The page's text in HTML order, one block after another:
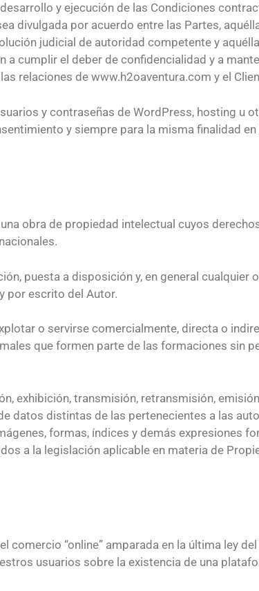
y ejecución de las Condiciones
divulgada por acuerdo entre las Partes,
judicial de autoridad competente y
cumplir el deber de confidencialidad y a
relaciones de www.h2oaventura.com y el
y contraseñas de WordPress, hosting u
y siempre para la misma finalidad
obra de propiedad intelectual cuyos
puesta a disposición y, en general cualquier
por escrito del Autor.
o servirse comercialmente, directa o
que formen parte de las formaciones sin
exhibición, transmisión, retransmisión,
distintas de las pertenecientes a las
formas, índices y demás expresiones
a la legislación aplicable en materia de
“online” amparada en la última ley
usuarios sobre la existencia de una